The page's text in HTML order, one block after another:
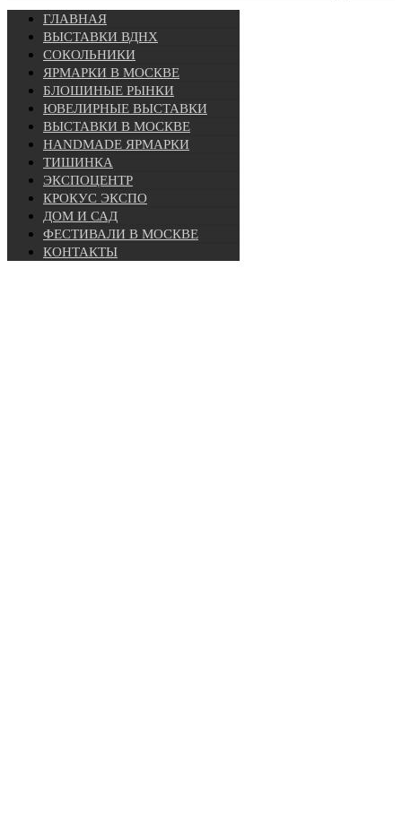
ГЛАВНАЯ
ВЫСТАВКИ ВДНХ
СОКОЛЬНИКИ
ЯРМАРКИ В МОСКВЕ
БЛОШИНЫЕ РЫНКИ
ЮВЕЛИРНЫЕ ВЫСТАВКИ
ВЫСТАВКИ В МОСКВЕ
HANDMADE ЯРМАРКИ
ТИШИНКА
ЭКСПОЦЕНТР
КРОКУС ЭКСПО
ДОМ И САД
ФЕСТИВАЛИ В МОСКВЕ
КОНТАКТЫ